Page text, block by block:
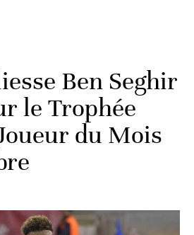
Ben Seghir
le Trophée
du Mois